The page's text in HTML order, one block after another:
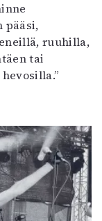
pääsi,
ruuhilla,
tai